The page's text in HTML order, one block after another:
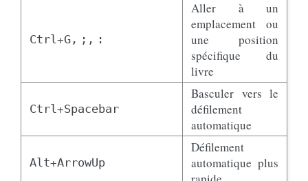
Ctrl +G, ;, :
Aller à un
emplacement ou
une position
spécifique du
livre
Ctrl +Spacebar
Basculer vers le
défilement
automatique
Alt+ArrowUp
Défilement
automatique plus